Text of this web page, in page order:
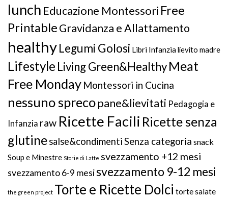
lunch Educazione Montessori Free
PrintableGravidanza e Allattamento
healthyLegumi Golosi Libri Infanzialievito madre
Lifestyle Living Green&HealthyMeat
Free Monday Montessori in Cucina
nessuno sprecopane&lievitati Pedagogia e
Infanzia raw Ricette Facili Ricette senza
glutinesalse&condimentiSenza categoria snack
Soup e Minestre Storie di Latte svezzamento +12 mesi
svezzamento 6-9 mesisvezzamento 9-12 mesi
the green project Torte e Ricette Dolci torte salate